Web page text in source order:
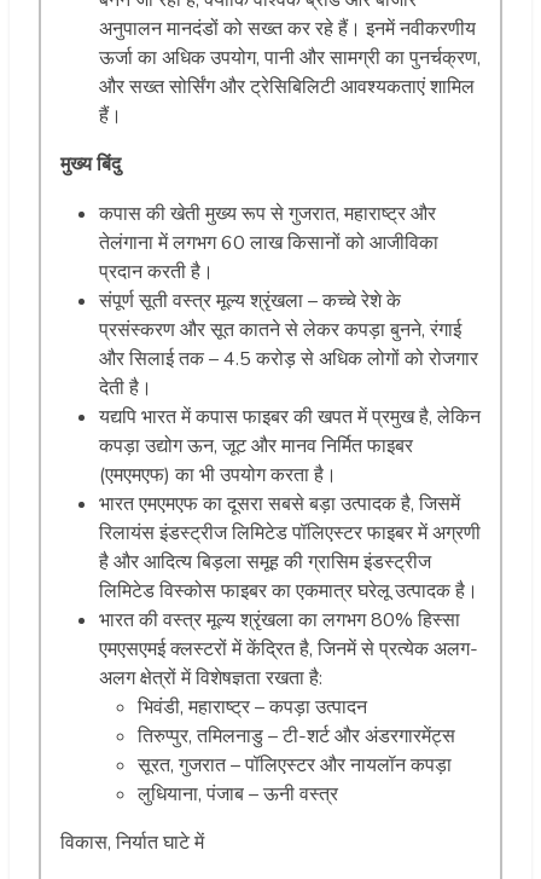
अनुपालन मानदंडों को सख्त कर रहे हैं। इनमें नवीकरणीय
ऊर्जा का अधिक उपयोग, पानी और सामग्री का पुनर्चक्रण,
और सख्त सोर्सिंग और ट्रेसिबिलिटी आवश्यकताएं शामिल
हैं।
मुख्य बिंदु
कपास की खेती मुख्य रूप से गुजरात, महाराष्ट्र और
तेलंगाना में लगभग 60 लाख किसानों को आजीविका
प्रदान करती है।
संपूर्ण सूती वस्त्र मूल्य श्रृंखला – कच्चे रेशे के
प्रसंस्करण और सूत कातने से लेकर कपड़ा बुनने, रंगाई
और सिलाई तक – 4.5 करोड़ से अधिक लोगों को रोजगार
देती है।
यद्यपि भारत में कपास फाइबर की खपत में प्रमुख है, लेकिन
कपड़ा उद्योग ऊन, जूट और मानव निर्मित फाइबर
(एमएमएफ) का भी उपयोग करता है।
भारत एमएमएफ का दूसरा सबसे बड़ा उत्पादक है, जिसमें
रिलायंस इंडस्ट्रीज लिमिटेड पॉलिएस्टर फाइबर में अग्रणी
है और आदित्य बिड़ला समूह की ग्रासिम इंडस्ट्रीज
लिमिटेड विस्कोस फाइबर का एकमात्र घरेलू उत्पादक है।
भारत की वस्त्र मूल्य श्रृंखला का लगभग 80% हिस्सा
एमएसएमई क्लस्टरों में केंद्रित है, जिनमें से प्रत्येक अलग-
अलग क्षेत्रों में विशेषज्ञता रखता है:
भिवंडी, महाराष्ट्र – कपड़ा उत्पादन
तिरुप्पुर, तमिलनाडु – टी-शर्ट और अंडरगारमेंट्स
सूरत, गुजरात – पॉलिएस्टर और नायलॉन कपड़ा
लुधियाना, पंजाब – ऊनी वस्त्र
विकास, निर्यात घाटे में